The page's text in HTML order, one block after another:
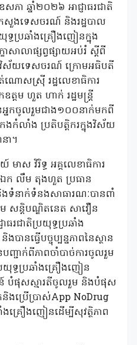
សភា ឆ្នាំ២០២៦ អាជ្ញាធរជាតិ
សួងទេសចរណ៍ និងរដ្ឋបាល
យុទ្ធប្រឆាំងគ្រឿងញៀនក្នុង
ាលាផ្សព្វផ្សាយអប់រំ ស្ដីពី
ងវិស័យទេសចរណ៍ ក្រោមអធិបតី
ណោសស្រ៊ី រដ្ឋលេខាធិការ
ម ហួត ហាក់ រដ្ឋមន្ត្រី
កចូលរួមជាង១០០នាក់មកពី
កងកំលាំង ប្រតិបត្តិករក្នុងវិស័យ
ា។
មាស វិរិទ្ធ អគ្គលេខាធិការ
ឯក លឹម តុងហួត ប្រធាន
ងទំនាក់ទំនងសាធារណៈបានពាំ
សន្តិបណ្ឌិតនេត សាវឿន
ាធរជាតិប្រយុទ្ធប្រឆាំង
នធ្វើបច្ចុប្បន្នភាពនៃស្ថាន
ជាក់ពីភាពចាំបាច់ការចូលរួម
យុទ្ធប្រឆាំងគ្រឿងញៀន
បំផុសស្មារតីចូលរួម និងបំផុស
ងប្រើប្រាស់App NoDrug
គ្រឿងញៀនដើម្បីសុវត្ថិភាព